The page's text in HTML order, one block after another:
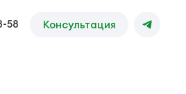
58 Консультация